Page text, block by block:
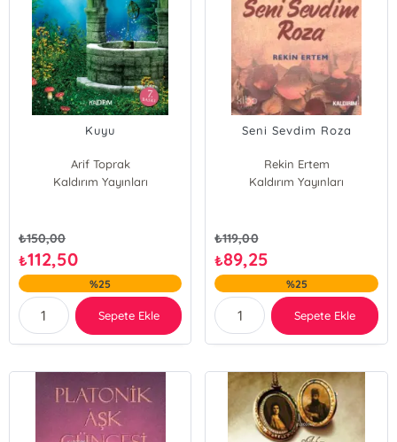
Kuyu
Arif Toprak
Kaldırım Yayınları
₺150,00
₺112,50
%25
Sepete Ekle
Seni Sevdim Roza
Rekin Ertem
Kaldırım Yayınları
₺119,00
₺89,25
%25
Sepete Ekle